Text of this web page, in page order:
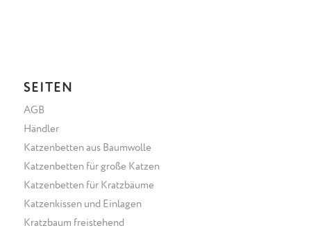
SEITEN
AGB
Händler
Katzenbetten aus Baumwolle
Katzenbetten für große Katzen
Katzenbetten für Kratzbäume
Katzenkissen und Einlagen
Kratzbaum freistehend